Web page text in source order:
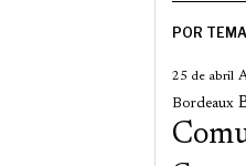
POR
25 de abril
Bordeaux